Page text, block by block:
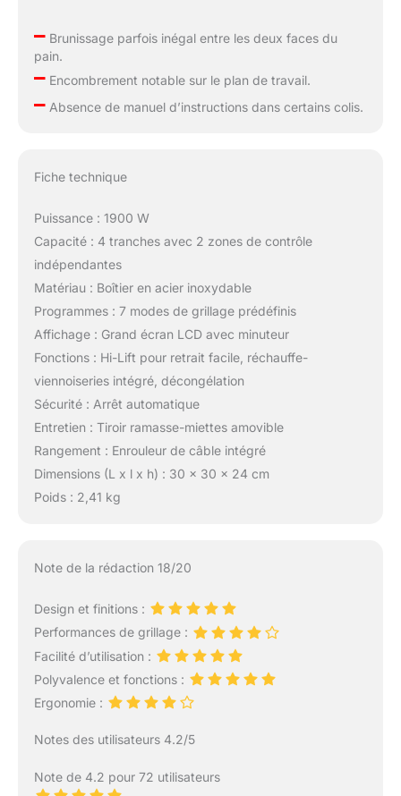
–Brunissage parfois inégal entre les deux faces du
pain.
–Encombrement notable sur le plan de travail.
–Absence de manuel d’instructions dans certains colis.
Fiche technique
Puissance : 1900 W
Capacité : 4 tranches avec 2 zones de contrôle
indépendantes
Matériau : Boîtier en acier inoxydable
Programmes : 7 modes de grillage prédéfinis
Affichage : Grand écran LCD avec minuteur
Fonctions : Hi-Lift pour retrait facile, réchauffe-
viennoiseries intégré, décongélation
Sécurité : Arrêt automatique
Entretien : Tiroir ramasse-miettes amovible
Rangement : Enrouleur de câble intégré
Dimensions (L x l x h) : 30 x 30 x 24 cm
Poids : 2,41 kg
Note de la rédaction 18/20
Design et finitions :
Performances de grillage :
Facilité d’utilisation :
Polyvalence et fonctions :
Ergonomie :
Notes des utilisateurs 4.2/5
Note de 4.2 pour 72 utilisateurs